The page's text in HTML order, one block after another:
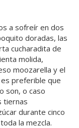
a sofreír en dos
doradas, las
cucharadita de
molida,
moozarella y el
preferible que
son, o caso
tiernas
durante cinco
la mezcla.